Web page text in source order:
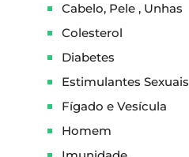
Cabelo, Pele , Unhas
Colesterol
Diabetes
Estimulantes Sexuais
Fígado e Vesícula
Homem